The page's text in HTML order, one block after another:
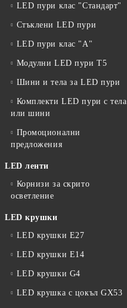
LED пури клас "Стандарт"
Стъклени LED пури
LED пури клас "А"
Модулни LED пури T5
Шини и тела за LED пури
Комплекти LED пури с тела
или шини
Промоционални
предложения
LED ленти
Корнизи за скрито
осветление
LED крушки
LED крушки E27
LED крушки E14
LED крушки G4
LED крушка с цокъл GX53